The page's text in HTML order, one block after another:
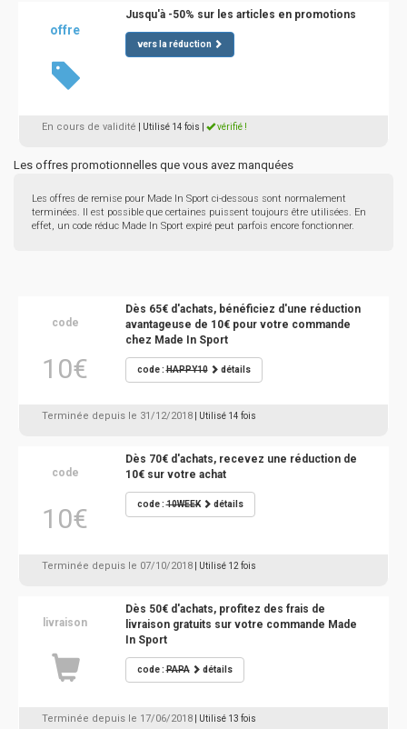
offre
Jusqu'à -50% sur les articles en promotions
vers la réduction
En cours de validité | Utilisé 14 fois vérifié !
Les offres promotionnelles que vous avez manquées
Les offres de remise pour Made In Sport ci-dessous sont normalement
terminées. Il est possible que certaines puissent toujours être utilisées. En
effet, un code réduc Made In Sport expiré peut parfois encore fonctionner.
code
10€
Dès 65€ d'achats, bénéficiez d'une réduction
avantageuse de 10€ pour votre commande
chez Made In Sport
code :HAPPY10 détails
Terminée depuis le 31/12/2018 | Utilisé 14 fois
code
10€
Dès 70€ d'achats, recevez une réduction de
10€ sur votre achat
code :10WEEK détails
Terminée depuis le 07/10/2018 | Utilisé 12 fois
livraison
Dès 50€ d'achats, profitez des frais de
livraison gratuits sur votre commande Made
In Sport
code :PAPA détails
Terminée depuis le 17/06/2018 | Utilisé 13 fois